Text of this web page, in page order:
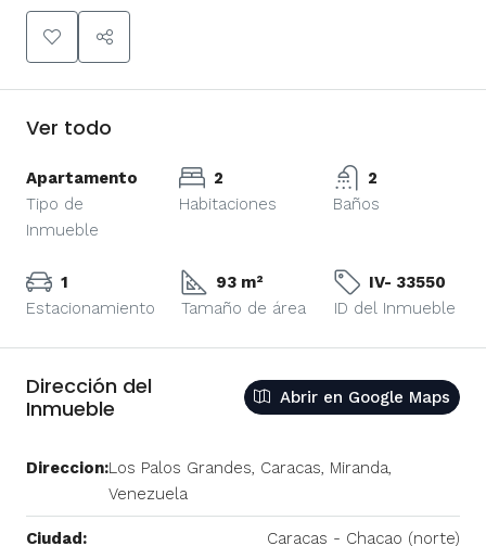
Ver todo
Apartamento
Tipo de
Inmueble
2
Habitaciones
2
Baños
1
Estacionamiento
93 m²
Tamaño de área
IV- 33550
ID del Inmueble
Dirección del
Inmueble
Abrir en Google Maps
Direccion:Los Palos Grandes, Caracas, Miranda,
Venezuela
Ciudad: Caracas - Chacao (norte)